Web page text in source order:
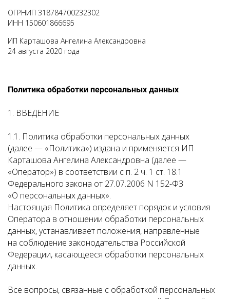
ОГРНИП 318784700232302
ИНН 150601866695
ИП Карташова Ангелина Александровна
24 августа 2020 года
Политика обработки персональных данных
1. ВВЕДЕНИЕ
1.1. Политика обработки персональных данных
(далее — «Политика») издана и применяется ИП
Карташова Ангелина Александровна (далее —
«Оператор») в соответствии с п. 2 ч. 1 ст. 18.1
Федерального закона от 27.07.2006 N 152-ФЗ
«О персональных данных».
Настоящая Политика определяет порядок и условия
Оператора в отношении обработки персональных
данных, устанавливает положения, направленные
на соблюдение законодательства Российской
Федерации, касающееся обработки персональных
данных.
Все вопросы, связанные с обработкой персональных